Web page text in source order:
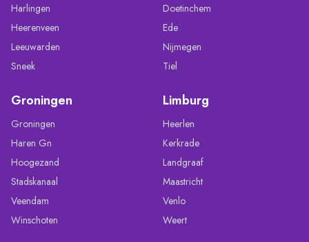
Harlingen
Heerenveen
Leeuwarden
Sneek
Doetinchem
Ede
Nijmegen
Tiel
Groningen
Groningen
Haren Gn
Hoogezand
Stadskanaal
Veendam
Winschoten
Limburg
Heerlen
Kerkrade
Landgraaf
Maastricht
Venlo
Weert